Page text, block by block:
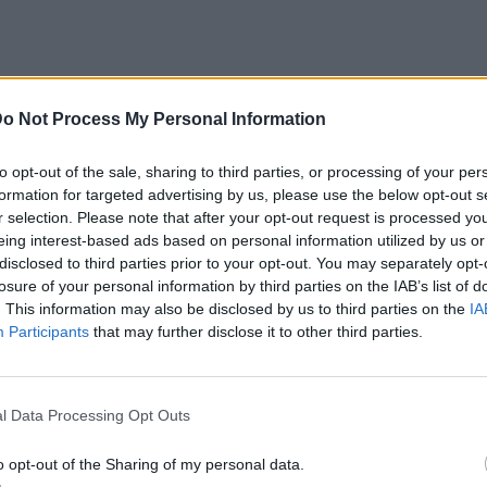
Not Process My Personal Information
opt-out of the sale, sharing to third parties, or processing of your
for targeted advertising by us, please use the below opt-out
selection. Please note that after your opt-out request is processed
interest-based ads based on personal information utilized by us
to third parties prior to your opt-out. You may separately
of your personal information by third parties on the IAB’s list of
This information may also be disclosed by us to third parties on the
Participants that may further disclose it to other third parties.
Data Processing Opt Outs
opt-out of the Sharing of my personal data.
του The Kardashians, η 45χρονη reality star
ευθύνη να προστατεύει και να
ακόμα και στα πιο εκρηκτικά δημόσια
για εκείνον, τον προστάτευα και ήθελα
προσθέτοντας πως μόλις πρόσφατα
συναισθηματικά — κυρίως όταν ένα από τα
της συμπεριφοράς του West. «Αυτή
προσωπικά υπεύθυνη», είπε